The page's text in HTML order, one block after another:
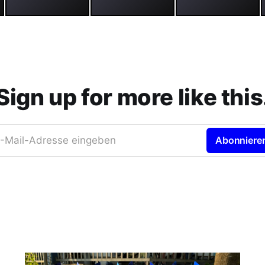
up for more like
Mail-Adresse eingeben